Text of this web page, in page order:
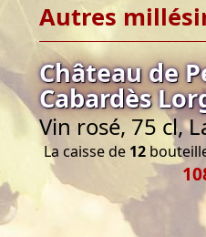
Autres
Château de
Cabardès
Vin rosé, 75 cl,
La caisse de 12